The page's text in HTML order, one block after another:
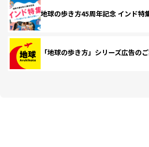
地球の歩き方45周年記念 インド特
「地球の歩き方」シリーズ広告の